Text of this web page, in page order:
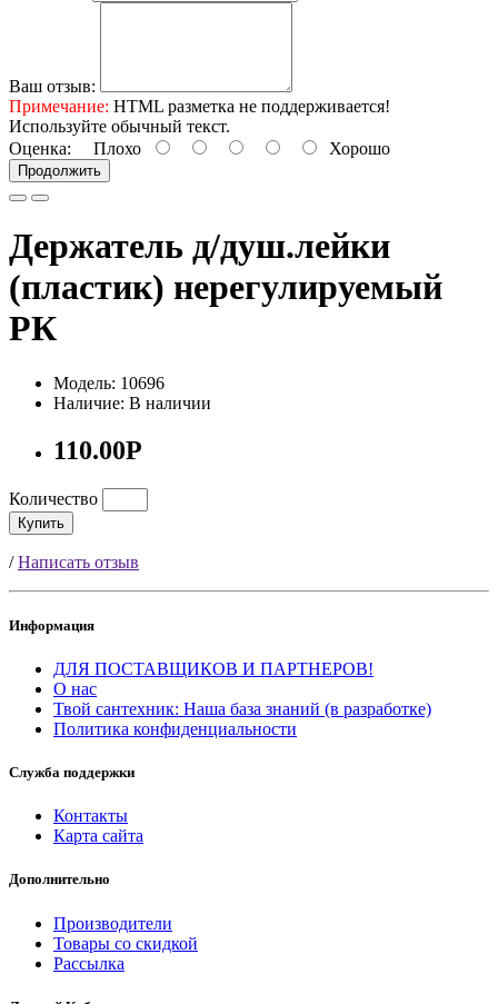
Ваш отзыв:
Примечание: HTML разметка не поддерживается!
Используйте обычный текст.
Оценка: Плохо Хорошо
Продолжить
Держатель д/душ.лейки
(пластик) нерегулируемый
РК
Модель: 10696
Наличие: В наличии
110.00Р
Количество
Купить
/Написать отзыв
Информация
ДЛЯ ПОСТАВЩИКОВ И ПАРТНЕРОВ!
О нас
Твой сантехник: Наша база знаний (в разработке)
Политика конфиденциальности
Служба поддержки
Контакты
Карта сайта
Дополнительно
Производители
Товары со скидкой
Рассылка